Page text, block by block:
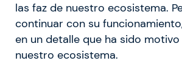
las faz de nuestro ecosistema.
continuar con su
en un detalle que ha sido
nuestro ecosistema.